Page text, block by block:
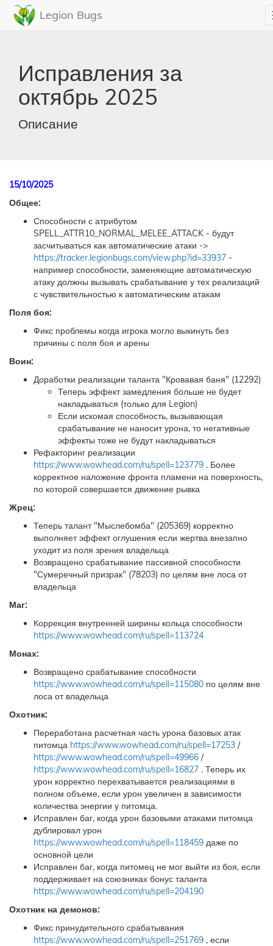
Legion Bugs
Исправления за
октябрь 2025
Описание
15/10/2025
Общее:
Способности с атрибутом
SPELL_ATTR10_NORMAL_MELEE_ATTACK - будут
засчитываться как автоматические атаки ->
https://tracker.legionbugs.com/view.php?id=33937 -
например способности, заменяющие автоматическую
атаку должны вызывать срабатывание у тех реализаций
с чувствительностью к автоматическим атакам
Поля боя:
Фикс проблемы когда игрока могло выкинуть без
причины с поля боя и арены
Воин:
Доработки реализации таланта "Кровавая баня" (12292)
Теперь эффект замедления больше не будет
накладываться (только для Legion)
Если искомая способность, вызывающая
срабатывание не наносит урона, то негативные
эффекты тоже не будут накладываться
Рефакторинг реализации
https://www.wowhead.com/ru/spell=123779 . Более
корректное наложение фронта пламени на поверхность,
по которой совершается движение рывка
Жрец:
Теперь талант "Мыслебомба" (205369) корректно
выполняет эффект оглушения если жертва внезапно
уходит из поля зрения владельца
Возвращено срабатывание пассивной способности
"Сумеречный призрак" (78203) по целям вне лоса от
владельца
Маг:
Коррекция внутренней ширины кольца способности
https://www.wowhead.com/ru/spell=113724
Монах:
Возвращено срабатывание способности
https://www.wowhead.com/ru/spell=115080 по целям вне
лоса от владельца
Охотник:
Переработана расчетная часть урона базовых атак
питомца https://www.wowhead.com/ru/spell=17253 /
https://www.wowhead.com/ru/spell=49966 /
https://www.wowhead.com/ru/spell=16827 . Теперь их
урон корректно перехватывается реализациями в
полном объеме, если урон увеличен в зависимости
количества энергии у питомца.
Исправлен баг, когда урон базовыми атаками питомца
дублировал урон
https://www.wowhead.com/ru/spell=118459 даже по
основной цели
Исправлен баг, когда питомец не мог выйти из боя, если
поддерживает на союзниках бонус таланта
https://www.wowhead.com/ru/spell=204190
Охотник на демонов:
Фикс принудительного срабатывания
https://www.wowhead.com/ru/spell=251769 , если